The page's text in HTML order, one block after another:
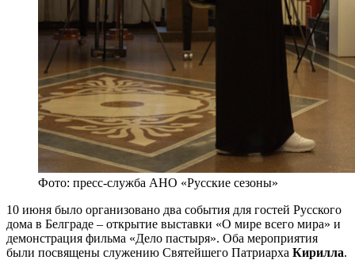
Фото: пресс-служба АНО «Русские сезоны»
10 июня было организовано два события для гостей Русского
дома в Белграде – открытие выставки «О мире всего мира» и
демонстрация фильма «Дело пастыря». Оба мероприятия
были посвящены служению Святейшего Патриарха Кирилла.